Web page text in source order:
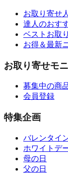
お取り寄せ
達人のおす
ベストお取
お得＆最新
お取り寄せモ
募集中の商
会員登録
特集企画
バレンタイ
ホワイトデ
母の日
父の日